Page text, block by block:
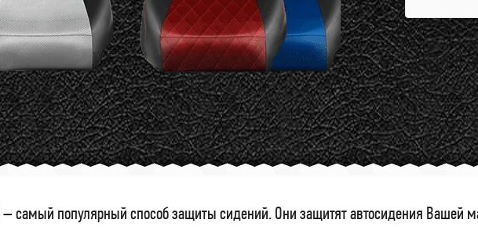
– самый популярный способ защиты сидений. Они защитят автосидения Вашей